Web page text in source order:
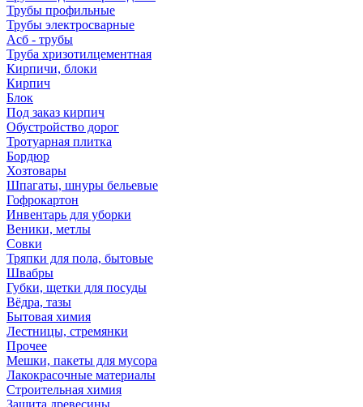
Трубы профильные
Трубы электросварные
Асб - трубы
Труба хризотилцементная
Кирпичи, блоки
Кирпич
Блок
Под заказ кирпич
Обустройство дорог
Тротуарная плитка
Бордюр
Хозтовары
Шпагаты, шнуры бельевые
Гофрокартон
Инвентарь для уборки
Веники, метлы
Совки
Тряпки для пола, бытовые
Швабры
Губки, щетки для посуды
Вёдра, тазы
Бытовая химия
Лестницы, стремянки
Прочее
Мешки, пакеты для мусора
Лакокрасочные материалы
Строительная химия
Защита древесины